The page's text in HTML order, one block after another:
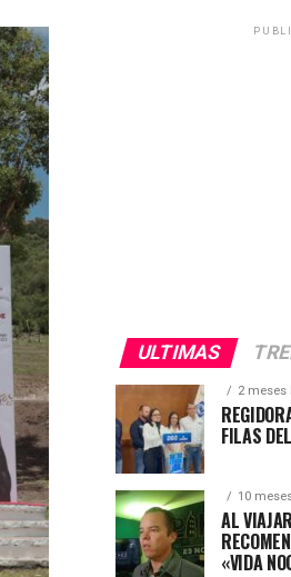
ULTIMAS
2 meses
FILAS
10
AL
«VIDA